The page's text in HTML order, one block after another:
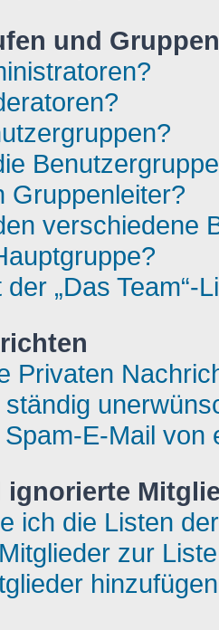
und Gruppen
Gruppenleiter?
verschiedene
„Das Team“-
Privaten
E-Mail
ignorierte
ich die Listen
zur